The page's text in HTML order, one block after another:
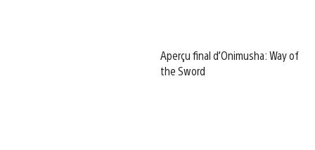
Aperçu final d’Onimusha: Way of
the Sword